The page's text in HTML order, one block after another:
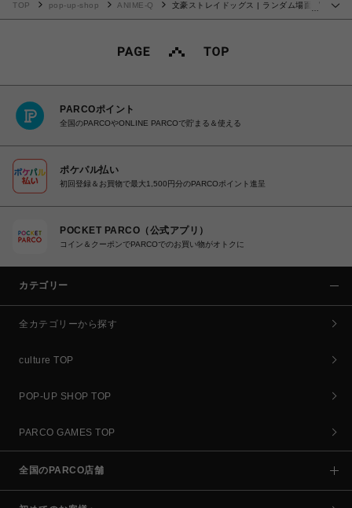
TOP pop-up-shop ANIME-Q
文豪ストレイドッグス | ランダム場面写
PARCOポイント
全国のPARCOやONLINE PARCOで貯まる＆使える
ポケパル払い
初回登録＆お買物で最大1,500円分のPARCOポイント進呈
POCKET PARCO（公式アプリ）
コイン＆クーポンでPARCOでのお買い物がオトクに
カテゴリー
全カテゴリーから探す
culture TOP
POP-UP SHOP TOP
PARCO GAMES TOP
全国のPARCO店舗